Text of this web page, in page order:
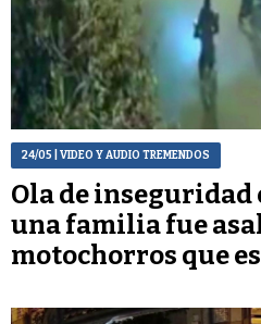
24/05 | VIDEO Y AUDIO TREMENDOS
Ola de inseguridad
una familia fue
motochorros que